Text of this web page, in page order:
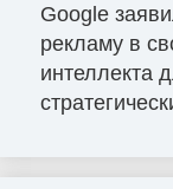
Google
рекламу в
интеллекта